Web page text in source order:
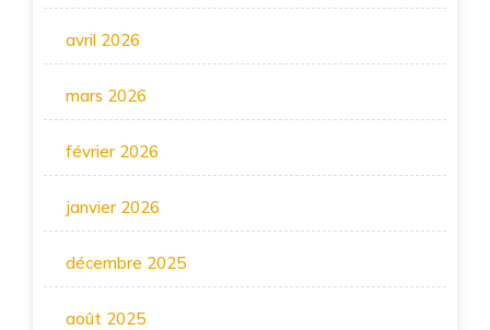
avril 2026
mars 2026
février 2026
janvier 2026
décembre 2025
août 2025